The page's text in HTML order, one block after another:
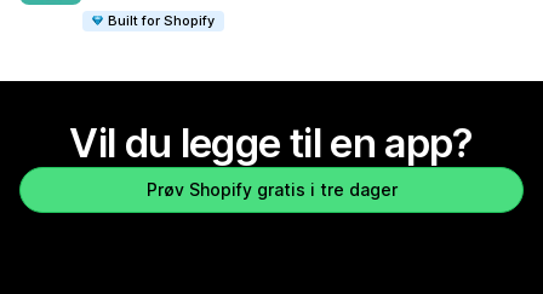
Built for Shopify
Vil du legge til en app?
Prøv Shopify gratis i tre dager